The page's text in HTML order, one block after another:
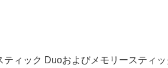
ィック Duoおよびメモリースティッ